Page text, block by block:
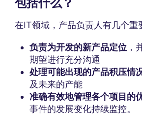
在IT领域，产品负责人有几个重
负责为开发的新产品定位 ，
期望进行充分沟通
处理可能出现的产品积压情
及未来的产能
准确有效地管理各个项目的
事件的发展变化持续监控。